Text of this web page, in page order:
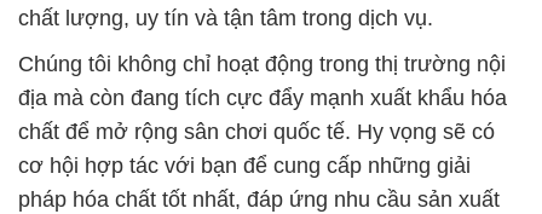
chất lượng, uy tín và tận tâm trong dịch vụ.
Chúng tôi không chỉ hoạt động trong thị trường nội
địa mà còn đang tích cực đẩy mạnh xuất khẩu hóa
chất để mở rộng sân chơi quốc tế. Hy vọng sẽ có
cơ hội hợp tác với bạn để cung cấp những giải
pháp hóa chất tốt nhất, đáp ứng nhu cầu sản xuất